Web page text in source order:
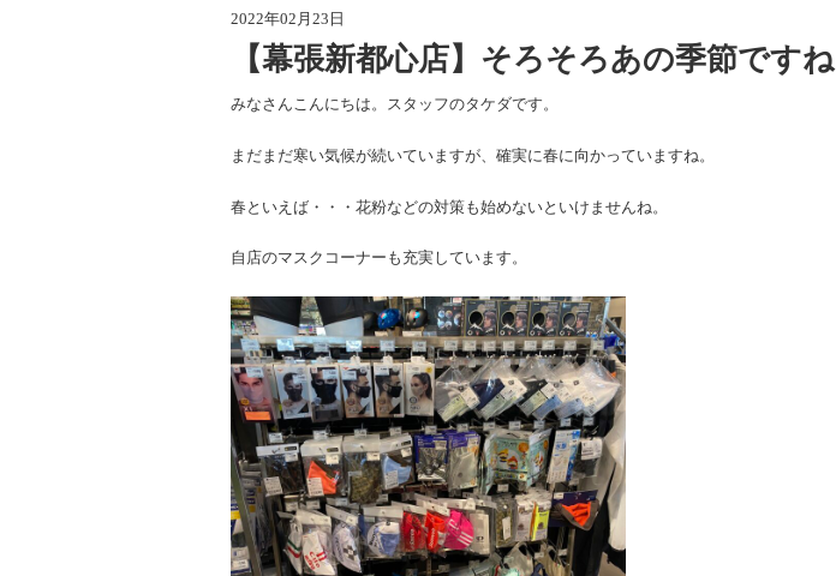
2022年02月23日
【幕張新都心店】そろそろあの季節ですね
みなさんこんにちは。スタッフのタケダです。
まだまだ寒い気候が続いていますが、確実に春に向かっていますね。
春といえば・・・花粉などの対策も始めないといけませんね。
自店のマスクコーナーも充実しています。